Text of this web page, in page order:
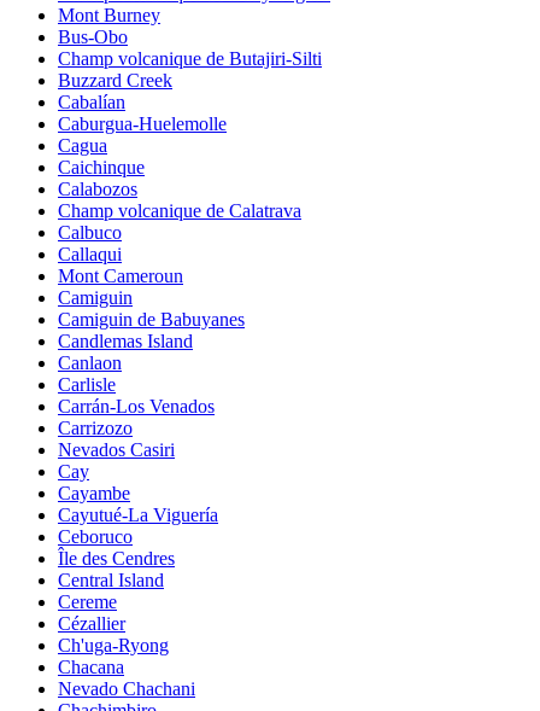
Mont Burney
Bus-Obo
Champ volcanique de Butajiri-Silti
Buzzard Creek
Cabalían
Caburgua-Huelemolle
Cagua
Caichinque
Calabozos
Champ volcanique de Calatrava
Calbuco
Callaqui
Mont Cameroun
Camiguin
Camiguin de Babuyanes
Candlemas Island
Canlaon
Carlisle
Carrán-Los Venados
Carrizozo
Nevados Casiri
Cay
Cayambe
Cayutué-La Viguería
Ceboruco
Île des Cendres
Central Island
Cereme
Cézallier
Ch'uga-Ryong
Chacana
Nevado Chachani